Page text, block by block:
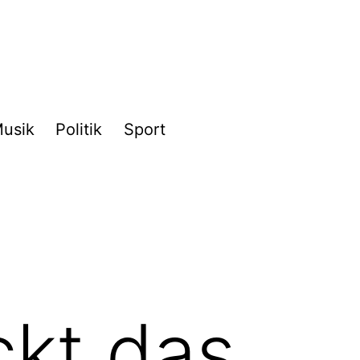
Politik Sport